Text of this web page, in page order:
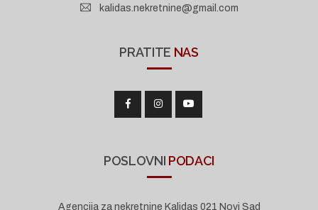
kalidas.nekretnine@gmail.com
PRATITE NAS
POSLOVNI PODACI
Agencija za nekretnine Kalidas 021 Novi Sad